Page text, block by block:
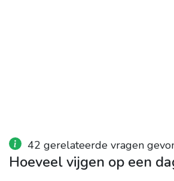
42 gerelateerde vragen
Hoeveel vijgen op een